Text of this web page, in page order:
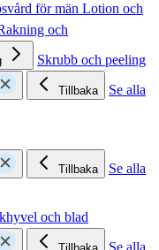
för män Lotion och
och
Skrubb och peeling
Tillbaka
Se alla
Tillbaka
Se alla
och blad